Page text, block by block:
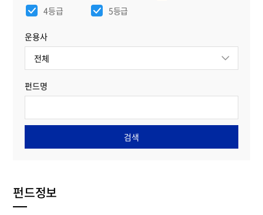
4등급
5등급
운용사
펀드명
검색
펀드정보